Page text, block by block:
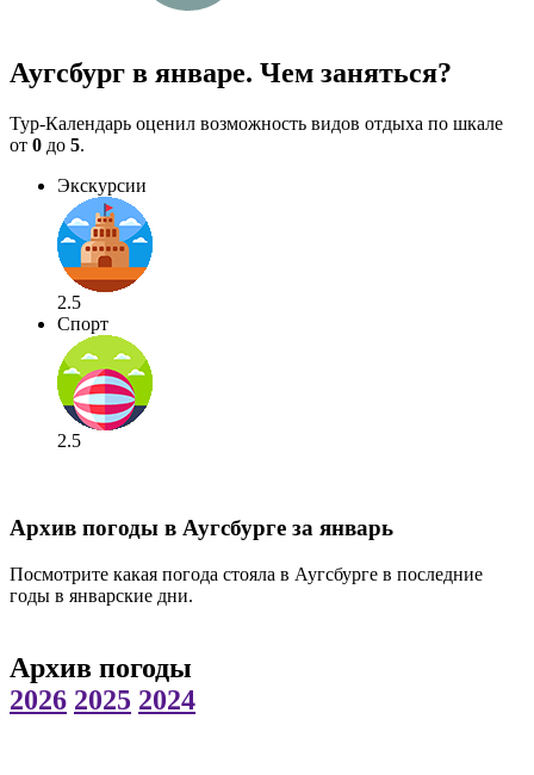
Аугсбург в январе. Чем заняться?
Тур-Календарь оценил возможность видов отдыха по шкале
от 0 до 5.
Экскурсии
2.5
Спорт
2.5
Архив погоды в Аугсбурге за январь
Посмотрите какая погода стояла в Аугсбурге в последние
годы в январские дни.
Архив погоды
2026 2025 2024